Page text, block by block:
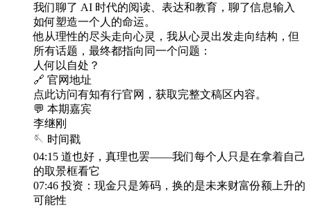
我们聊了 AI 时代的阅读、表达和教育，聊了信息输入
如何塑造一个人的命运。
他从理性的尽头走向心灵，我从心灵出发走向结构，但
所有话题，最终都指向同一个问题：
人何以自处？
🔗 官网地址
点此访问有知有行官网，获取完整文稿区内容。
💬 本期嘉宾
李继刚
🪡 时间戳
04:15 道也好，真理也罢——我们每个人只是在拿着自己
的取景框看它
07:46 投资：现金只是筹码，换的是未来财富份额上升的
可能性